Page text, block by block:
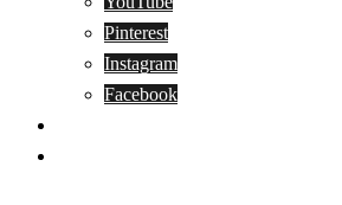
Pinterest
Instagram
Facebook